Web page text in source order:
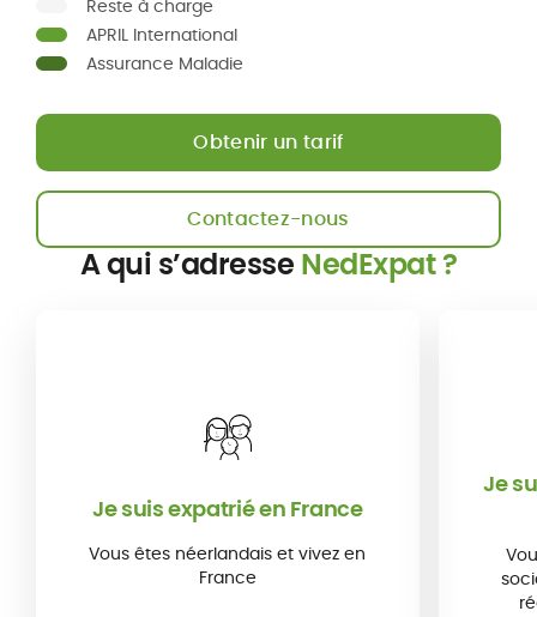
Reste à charge
APRIL International
Assurance Maladie
Obtenir un tarif
Contactez-nous
A qui s’adresse NedExpat ?
Je suis expatrié en France
Vous êtes néerlandais et vivez en
France
Je